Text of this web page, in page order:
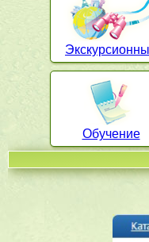
Обучение